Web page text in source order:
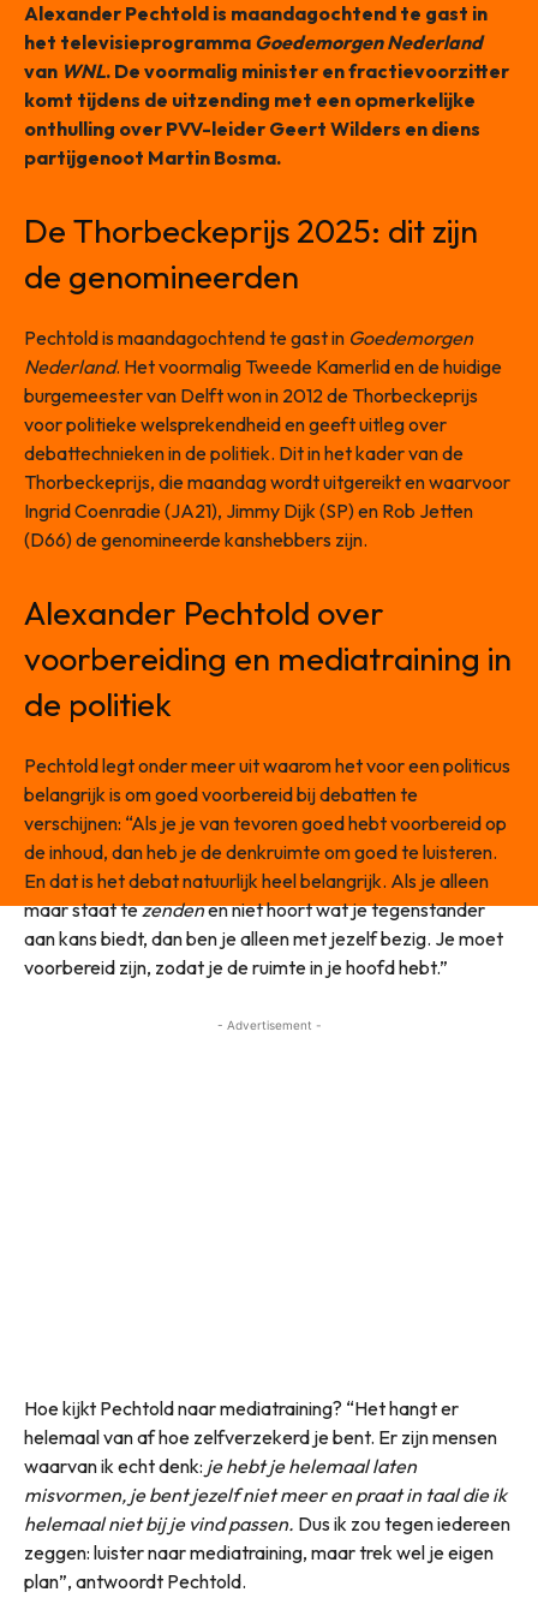
Alexander Pechtold is maandagochtend te gast in
het televisieprogramma Goedemorgen Nederland
van WNL. De voormalig minister en fractievoorzitter
komt tijdens de uitzending met een opmerkelijke
onthulling over PVV-leider Geert Wilders en diens
partijgenoot Martin Bosma.
De Thorbeckeprijs 2025: dit zijn
de genomineerden
Pechtold is maandagochtend te gast in Goedemorgen
Nederland. Het voormalig Tweede Kamerlid en de huidige
burgemeester van Delft won in 2012 de Thorbeckeprijs
voor politieke welsprekendheid en geeft uitleg over
debattechnieken in de politiek. Dit in het kader van de
Thorbeckeprijs, die maandag wordt uitgereikt en waarvoor
Ingrid Coenradie (JA21), Jimmy Dijk (SP) en Rob Jetten
(D66) de genomineerde kanshebbers zijn.
Alexander Pechtold over
voorbereiding en mediatraining in
de politiek
Pechtold legt onder meer uit waarom het voor een politicus
belangrijk is om goed voorbereid bij debatten te
verschijnen: “Als je je van tevoren goed hebt voorbereid op
de inhoud, dan heb je de denkruimte om goed te luisteren.
En dat is het debat natuurlijk heel belangrijk. Als je alleen
maar staat tezendenen niet hoort wat je tegenstander
aan kans biedt, dan ben je alleen met jezelf bezig. Je moet
voorbereid zijn, zodat je de ruimte in je hoofd hebt.”
- Advertisement -
Hoe kijkt Pechtold naar mediatraining? “Het hangt er
helemaal van af hoe zelfverzekerd je bent. Er zijn mensen
waarvan ik echt denk: je hebt je helemaal laten
misvormen, je bent jezelf niet meer en praat in taal die ik
helemaal niet bij je vind passen. Dus ik zou tegen iedereen
zeggen: luister naar mediatraining, maar trek wel je eigen
plan”, antwoordt Pechtold.